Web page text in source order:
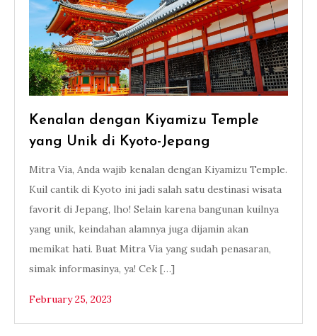
Kenalan dengan Kiyamizu Temple
yang Unik di Kyoto-Jepang
Mitra Via, Anda wajib kenalan dengan Kiyamizu Temple.
Kuil cantik di Kyoto ini jadi salah satu destinasi wisata
favorit di Jepang, lho! Selain karena bangunan kuilnya
yang unik, keindahan alamnya juga dijamin akan
memikat hati. Buat Mitra Via yang sudah penasaran,
simak informasinya, ya! Cek […]
February 25, 2023